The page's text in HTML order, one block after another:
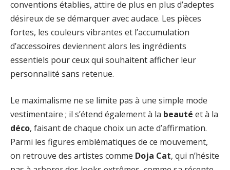
conventions établies, attire de plus en plus d’adeptes
désireux de se démarquer avec audace. Les pièces
fortes, les couleurs vibrantes et l’accumulation
d’accessoires deviennent alors les ingrédients
essentiels pour ceux qui souhaitent afficher leur
personnalité sans retenue.
Le maximalisme ne se limite pas à une simple mode
vestimentaire ; il s’étend également à la beauté et à la
déco, faisant de chaque choix un acte d’affirmation.
Parmi les figures emblématiques de ce mouvement,
on retrouve des artistes comme Doja Cat, qui n’hésite